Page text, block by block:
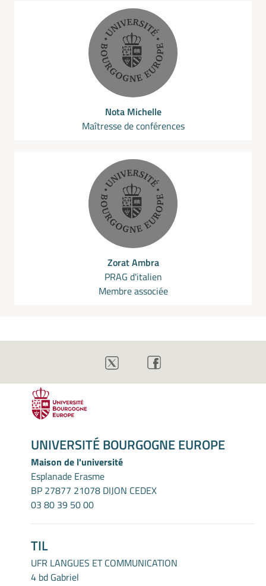
Nota Michelle
Maîtresse de conférences
Zorat Ambra
PRAG d'italien
Membre associée
UNIVERSITÉ BOURGOGNE EUROPE
Maison de l'université
Esplanade Erasme
BP 27877 21078 DIJON CEDEX
03 80 39 50 00
TIL
UFR LANGUES ET COMMUNICATION
4 bd Gabriel